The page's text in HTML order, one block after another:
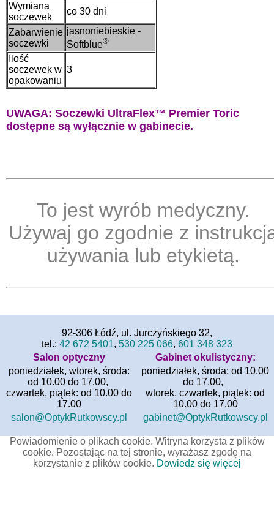
Wymiana
soczewek
co 30 dni
Zabarwienie
soczewki
jasnoniebieskie -
Softblue®
Ilość
soczewek w
opakowaniu
3
UWAGA: Soczewki UltraFlex™ Premier Toric
dostępne są wyłącznie w gabinecie.
To jest wyrób medyczny.
Używaj go zgodnie z
używania lub etykietą.
92-306 Łódź, ul. Jurczyńskiego 32,
tel.: 42 672 5401, 530 225 066, 601 348 323
Salon optyczny
Gabinet okulistyczny:
poniedziałek, wtorek, środa:
od 10.00 do 17.00,
czwartek, piątek: od 10.00 do
17.00
poniedziałek, środa: od 10.00
do 17.00,
wtorek, czwartek, piątek: od
10.00 do 17.00
salon@OptykRutkowscy.pl
gabinet@OptykRutkowscy.pl
Powiadomienie o plikach cookie. Witryna korzysta z plików
cookie. Pozostając na tej stronie, wyrażasz zgodę na
korzystanie z plików cookie. Dowiedz się więcej